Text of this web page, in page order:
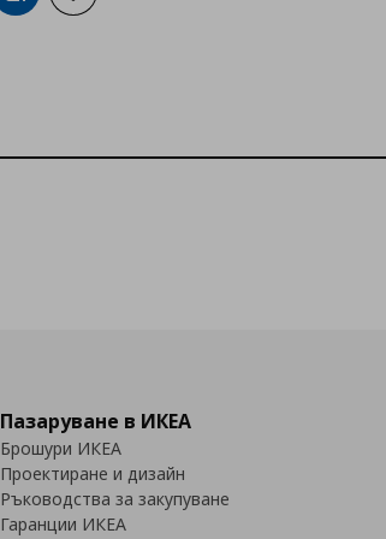
Пазаруване в ИКЕА
Брошури ИКЕА
Проектиране и дизайн
Ръководства за закупуване
Гаранции ИКЕА